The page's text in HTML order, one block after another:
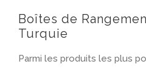
Boîtes de
Turquie
Parmi les produits les plus